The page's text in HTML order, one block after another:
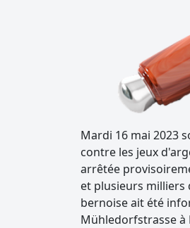
Mardi 16 mai 2023
contre les jeux
arrêtée
et plusieurs milliers
bernoise ait été
Mühledorfstrasse à